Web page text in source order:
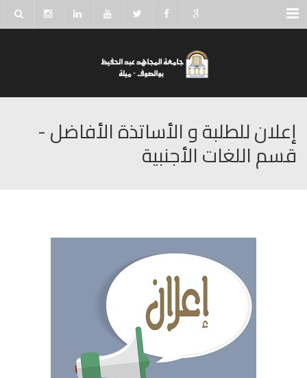
Menu
إعلان للطلبة و اﻷساتذة اﻷفاضل -
قسم اللغات اﻷجنبية